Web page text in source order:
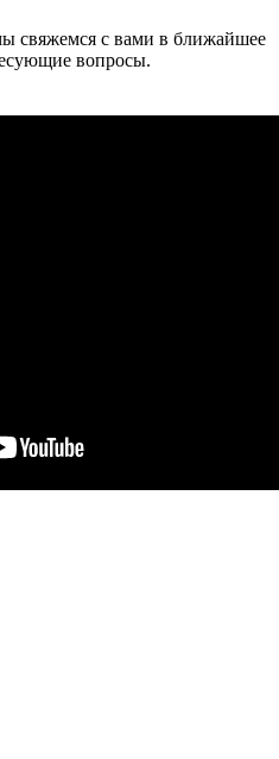
свяжемся с вами в ближайшее
вопросы.